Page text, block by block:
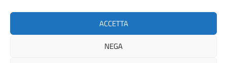
ACCETTA
NEGA
PRIVACY POLICY URP WHISTLEBLOWING
DICHIARAZIONE ACCESSIBILITA’